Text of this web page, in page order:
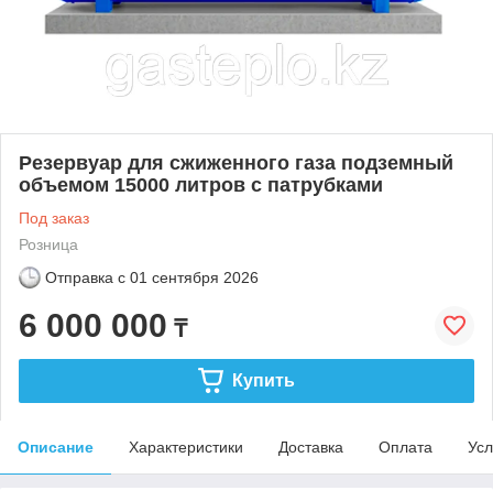
Резервуар для сжиженного газа подземный
объемом 15000 литров с патрубками
Под заказ
Розница
Отправка с 01 сентября 2026
6 000 000 ₸
Купить
Описание Характеристики Доставка Оплата